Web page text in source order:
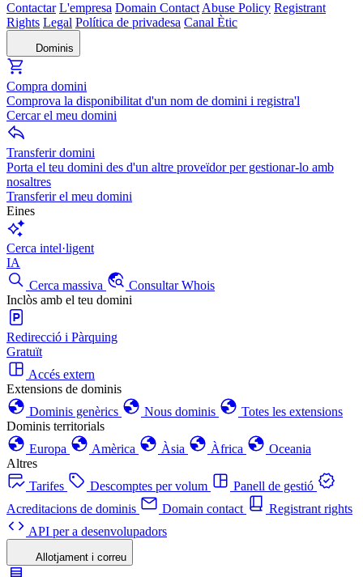
Contactar L'empresa Domain Contact Abuse Policy Registrant
Rights Legal Política de privadesa Canal Ètic
Dominis
Compra domini
Comprova la disponibilitat d'un nom de domini i registra'l
Cercar el meu domini
Transferir domini
Porta el teu domini des d'un altre proveïdor per gestionar-lo amb
nosaltres
Transferir el meu domini
Eines
Cerca intel·ligent
IA
Cerca massiva
Consultar Whois
Inclòs amb el teu domini
Redirecció i Pàrquing
Gratuït
Accés extern
Extensions de dominis
Dominis genèrics
Nous dominis
Totes les extensions
Dominis territorials
Europa
Amèrica Àsia Àfrica
Oceania
Altres
Tarifes
Descomptes per volum
Panell de gestió
Acreditacions de dominis
Domain contact
Registrant rights
API per a desenvolupadors
Allotjament i correu